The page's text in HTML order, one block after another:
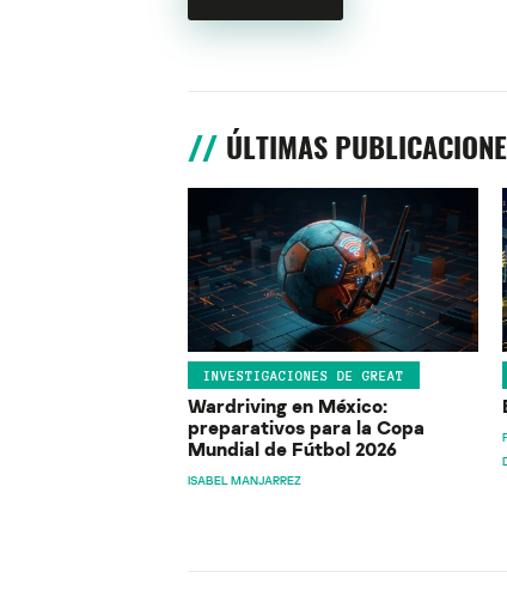
ÚLTIMAS
INVESTIGACIONES DE GREAT
Wardriving en México:
preparativos para la Copa
Mundial de Fútbol 2026
ISABEL MANJARREZ